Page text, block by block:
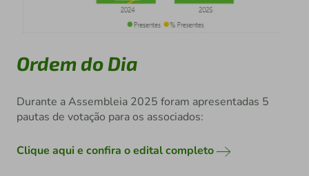
Ordem do Dia
Durante a Assembleia 2025 foram apresentadas 5
pautas de votação para os associados:
Clique aqui e confira o edital completo